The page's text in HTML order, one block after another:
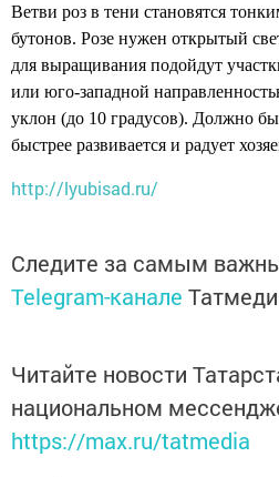
Ветви роз в тени становятся
бутонов. Розе нужен открытый
для выращивания подойдут
или юго-западной
уклон (до 10 градусов). Должно
быстрее развивается и радует
http://lyubisad.ru/
Следите за самым
Telegram-канале
Читайте новости
национальном
https://max.ru/tatmedia